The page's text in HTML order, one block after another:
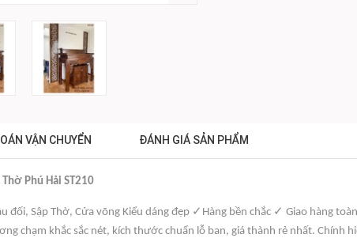
VẬN CHUYỂN ĐÁNH GIÁ SẢN PHẨM
Phú Hải ST210
đối, Sập Thờ, Cửa võng Kiểu dáng đẹp ✓ Hàng bền chắc ✓ Giao hàng
chạm khắc sắc nét, kích thước chuẩn lỗ ban, giá thành rẻ nhất. Chính